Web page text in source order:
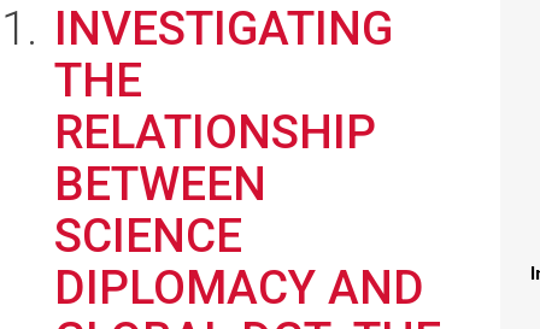
INVESTIGATING
THE
RELATIONSHIP
BETWEEN
SCIENCE
DIPLOMACY AND